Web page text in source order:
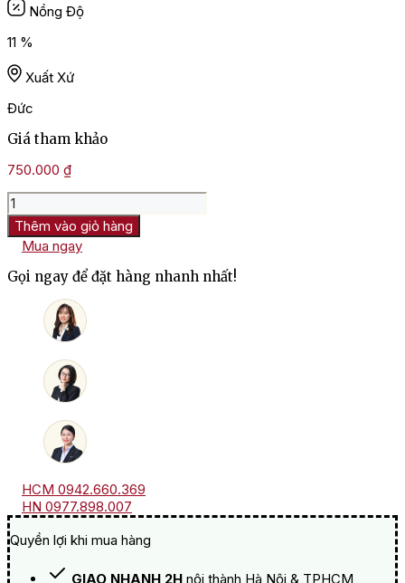
Nồng Độ
11 %
Xuất Xứ
Đức
Giá tham khảo
750.000 ₫
Rượu
Vang
Dr.
Thanisch
Feinherb
Riesling
Thêm vào giỏ hàng
Mua ngay
Gọi ngay để đặt hàng nhanh nhất!
HCM 0942.660.369
HN 0977.898.007
Quyền lợi khi mua hàng
GIAO NHANH 2H nội thành Hà Nội & TPHCM